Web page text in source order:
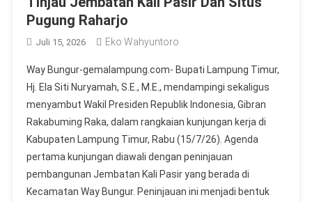
Pugung Raharjo
Juli 15, 2026 Eko Wahyuntoro
Way Bungur-gemalampung.com- Bupati Lampung Timur,
Hj. Ela Siti Nuryamah, S.E., M.E., mendampingi sekaligus
menyambut Wakil Presiden Republik Indonesia, Gibran
Rakabuming Raka, dalam rangkaian kunjungan kerja di
Kabupaten Lampung Timur, Rabu (15/7/26). Agenda
pertama kunjungan diawali dengan peninjauan
pembangunan Jembatan Kali Pasir yang berada di
Kecamatan Way Bungur. Peninjauan ini menjadi bentuk